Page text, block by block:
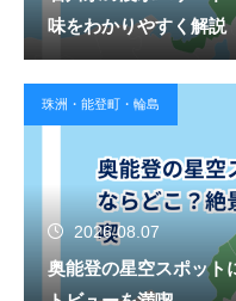
味をわかりやすく解説
珠洲・能登町・輪島
2026.08.07
奥能登の星空スポット